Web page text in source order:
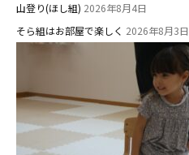
山登り(ほし組) 2026年8月4日
そら組はお部屋で楽しく 2026年8月3日